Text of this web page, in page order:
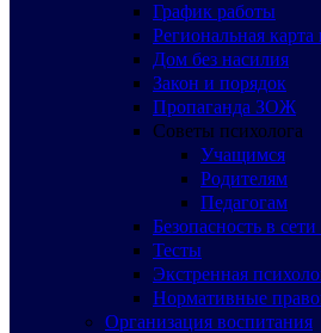
График работы
Региональная
Дом без насилия
Закон и порядок
Пропаганда ЗОЖ
Советы психолога
Учащимся
Родителям
Педагогам
Безопасность в
Тесты
Экстренная
Нормативные
Организация воспитания